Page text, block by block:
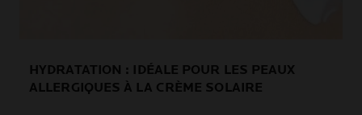
HYDRATATION : IDÉALE POUR LES PEAUX
ALLERGIQUES À LA CRÈME SOLAIRE